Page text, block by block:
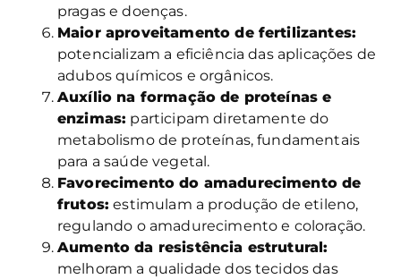
pragas e doenças.
Maior aproveitamento de fertilizantes:
potencializam a eficiência das aplicações de
adubos químicos e orgânicos.
Auxílio na formação de proteínas e
enzimas: participam diretamente do
metabolismo de proteínas, fundamentais
para a saúde vegetal.
Favorecimento do amadurecimento de
frutos: estimulam a produção de etileno,
regulando o amadurecimento e coloração.
Aumento da resistência estrutural:
melhoram a qualidade dos tecidos das